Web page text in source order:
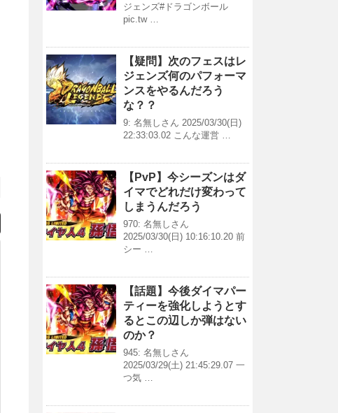
ジェンズ#ドラゴンボール
pic.tw …
【疑問】次のフェスはレ
ジェンズ何のパフォーマ
ンスをやるんだろう
な？？
9: 名無しさん 2025/03/30(日)
22:33:03.02 こんな運営 …
【PvP】今シーズンはダ
イマでどれだけ変わって
しまうんだろう
970: 名無しさん
2025/03/30(日) 10:16:10.20 前
シー …
【話題】今後ダイマパー
ティーを強化しようとす
るとこの辺しか弾はない
のか？
945: 名無しさん
2025/03/29(土) 21:45:29.07 一
つ気 …